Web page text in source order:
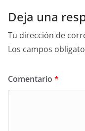
Deja una
Tu dirección de
Los campos
Comentario *